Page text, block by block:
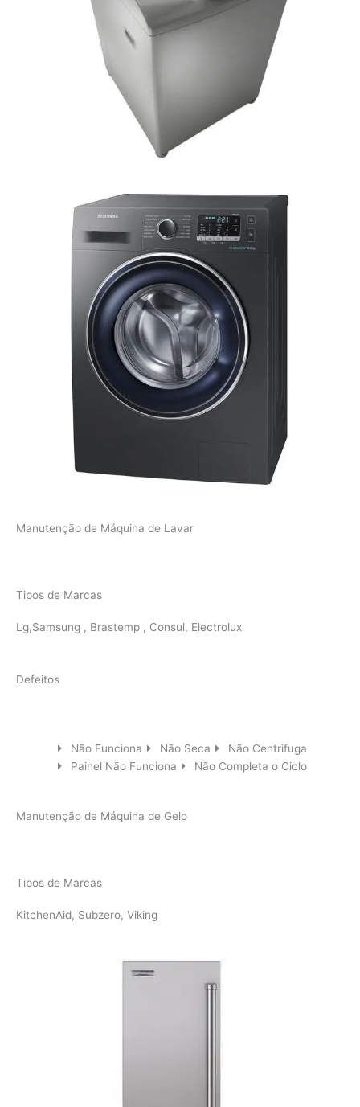
Manutenção de Máquina de Lavar
Tipos de Marcas
Lg,Samsung , Brastemp , Consul, Electrolux
Defeitos
Não Funciona Não Seca
Não Centrifuga
Painel Não Funciona
Não Completa o Ciclo
Manutenção de Máquina de Gelo
Tipos de Marcas
KitchenAid, Subzero, Viking